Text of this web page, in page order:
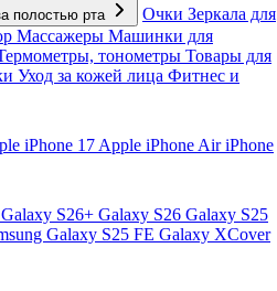
полостью рта Очки Зеркала для
Массажеры Машинки для
тонометры Товары для
Уход за кожей лица Фитнес и
iPhone 17 Apple iPhone Air iPhone
Galaxy S26+ Galaxy S26 Galaxy S25
Galaxy S25 FE Galaxy XCover